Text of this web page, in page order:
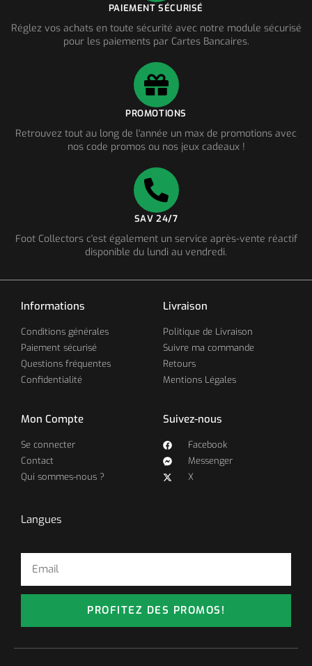
PAIEMENT SÉCURISÉ
Réglez vos achats en toute sécurité avec notre module sécurisé
pour les paiements par Cartes Bancaires.
PROMOTIONS
Retrouvez tout au long de l'année un max de promotions avec
nos code promos ou nos jeux cadeaux !
SAV 24/7
Foot Collectors c'est également un service après-vente réactif
disponible du lundi au vendredi.
Informations
Conditions générales
Paiement sécurisé
Questions fréquentes
Confidentialité
Livraison
Politique de Livraison
Suivre ma commande
Retours
Mentions Légales
Mon Compte
Se connecter
Contact
Qui sommes-nous ?
Suivez-nous
Facebook
Messenger
X
Langues
PROFITEZ DES PROMOS!